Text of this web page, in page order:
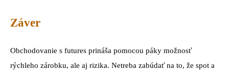
Záver
Obchodovanie s futures prináša pomocou páky možnosť
rýchleho zárobku, ale aj rizika. Netreba zabúdať na to, že spot a